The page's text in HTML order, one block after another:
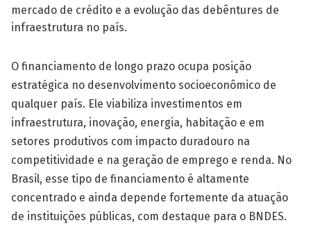
mercado de crédito e a evolução das debêntures de
infraestrutura no país.
O financiamento de longo prazo ocupa posição
estratégica no desenvolvimento socioeconômico de
qualquer país. Ele viabiliza investimentos em
infraestrutura, inovação, energia, habitação e em
setores produtivos com impacto duradouro na
competitividade e na geração de emprego e renda. No
Brasil, esse tipo de financiamento é altamente
concentrado e ainda depende fortemente da atuação
de instituições públicas, com destaque para o BNDES.